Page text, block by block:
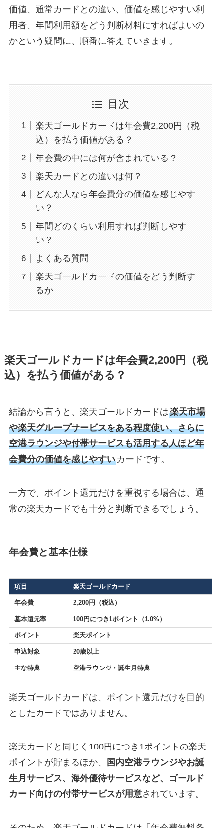
価値、通常カードとの違い、価値を感じやすい利
用者、年間利用額をどう判断材料にすればよいの
かという疑問に、順番に答えていきます。
目次
楽天ゴールドカードは年会費2,200円（税
込）を払う価値がある？
年会費の中には何が含まれている？
楽天カードとの違いは何？
どんな人なら年会費分の価値を感じやす
い？
年間どのくらい利用すれば判断しやす
い？
よくある質問
楽天ゴールドカードの価値をどう判断す
るか
楽天ゴールドカードは年会費2,200円（税
込）を払う価値がある？
結論から言うと、楽天ゴールドカードは楽天市場
や楽天グループサービスをある程度使い、さらに
空港ラウンジや付帯サービスも活用する人ほど年
会費分の価値を感じやすいカードです。
一方で、ポイント還元だけを重視する場合は、通
常の楽天カードでも十分と判断できるでしょう。
年会費と基本仕様
項目 楽天ゴールドカード
年会費 2,200円（税込）
基本還元率 100円につき1ポイント（1.0%）
ポイント 楽天ポイント
申込対象 20歳以上
主な特典 空港ラウンジ・誕生月特典
楽天ゴールドカードは、ポイント還元だけを目的
としたカードではありません。
楽天カードと同じく100円につき1ポイントの楽天
ポイントが貯まるほか、
国内空港ラウンジやお誕
生月サービス、海外優待サービスなど、ゴールド
カード向けの付帯サービスが用意されています。